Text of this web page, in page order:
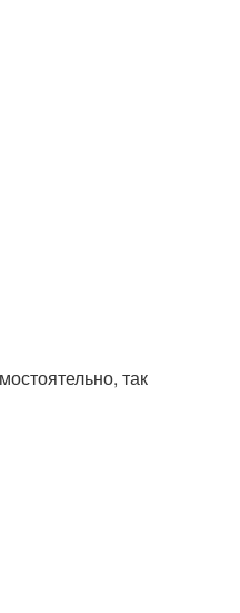
так